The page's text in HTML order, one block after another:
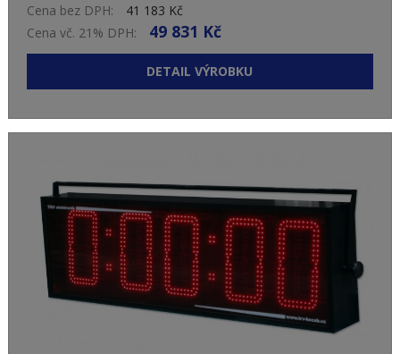
Cena bez DPH:
41 183 Kč
Cena vč. 21% DPH:
49 831 Kč
DETAIL VÝROBKU